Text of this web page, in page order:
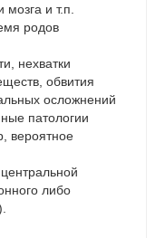
и т.п.
родов
нехватки
обвития
осложнений
патологии
вероятное
либо